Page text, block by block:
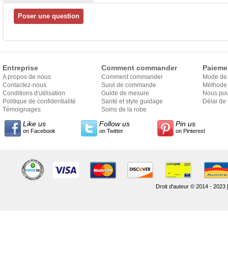
Entreprise
A propos de nous
Contactez-nous
Conditions d'utilisation
Politique de confidentialité
Témoignages
Comment commander
Comment commander
Suivi de commande
Guide de mesure
Santé et style guidage
Soins de la robe
Mode
Nous
Délai de
Like us
on Facebook
Follow us
on Twitter
Pin us
on Pinterest
Droit d'auteur © 2014 - 2023